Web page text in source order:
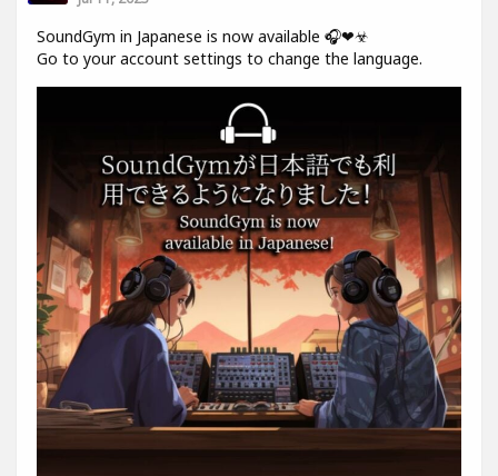
SoundGym in Japanese is now available 🎧❤☣
Go to your account settings to change the language.